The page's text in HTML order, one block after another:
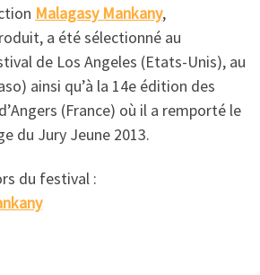
Malagasy Mankany,
a été sélectionné au
de Los Angeles (Etats-Unis), au
ainsi qu’à la 14e édition des
(France) où il a remporté le
du Jury Jeune 2013.
du festival :